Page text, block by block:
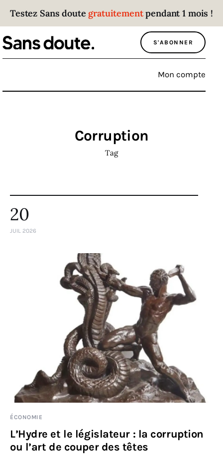
Testez Sans doute gratuitementpendant 1 mois !
S'ABONNER
Mon compte
Sans doute
Parce que plus personne n’écoute les gens
qui ont des choses à dire.
Politique
Sport
Société
Corruption
Tag
20
JUIL 2026
ÉCONOMIE
L’Hydre et le législateur : la corruption
ou l’art de couper des têtes